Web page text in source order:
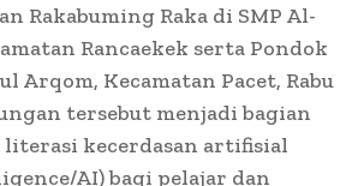
Rakabuming Raka di SMP Al-
Rancaekek serta Pondok
Arqom, Kecamatan Pacet, Rabu
tersebut menjadi bagian
kecerdasan artifisial
AI) bagi pelajar dan